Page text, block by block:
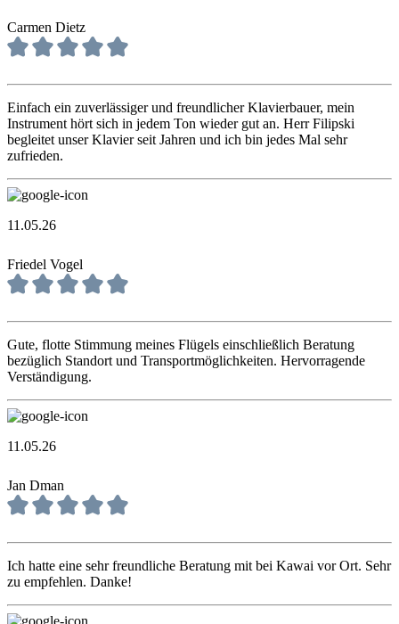
Carmen Dietz
Einfach ein zuverlässiger und freundlicher Klavierbauer, mein
Instrument hört sich in jedem Ton wieder gut an. Herr Filipski
begleitet unser Klavier seit Jahren und ich bin jedes Mal sehr
zufrieden.
11.05.26
Friedel Vogel
Gute, flotte Stimmung meines Flügels einschließlich Beratung
bezüglich Standort und Transportmöglichkeiten. Hervorragende
Verständigung.
11.05.26
Jan Dman
Ich hatte eine sehr freundliche Beratung mit bei Kawai vor Ort. Sehr
zu empfehlen. Danke!